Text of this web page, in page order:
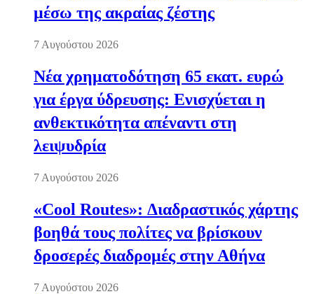
μέσω της ακραίας ζέστης
7 Αυγούστου 2026
Νέα χρηματοδότηση 65 εκατ. ευρώ
για έργα ύδρευσης: Ενισχύεται η
ανθεκτικότητα απέναντι στη
λειψυδρία
7 Αυγούστου 2026
«Cool Routes»: Διαδραστικός χάρτης
βοηθά τους πολίτες να βρίσκουν
δροσερές διαδρομές στην Αθήνα
7 Αυγούστου 2026